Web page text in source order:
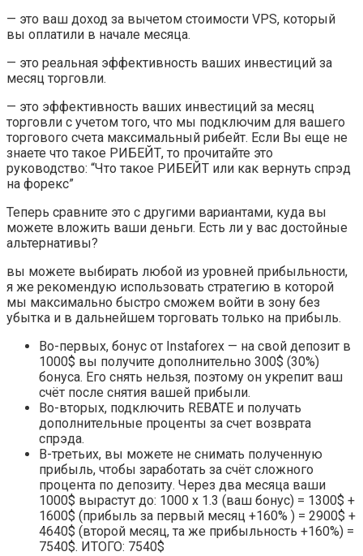
— это ваш доход за вычетом стоимости VPS, который
вы оплатили в начале месяца.
— это реальная эффективность ваших инвестиций за
месяц торговли.
— это эффективность ваших инвестиций за месяц
торговли c учетом того, что мы подключим для вашего
торгового счета максимальный рибейт. Если Вы еще не
знаете что такое РИБЕЙТ, то прочитайте это
руководство: “Что такое РИБЕЙТ или как вернуть спрэд
на форекс”
Теперь сравните это с другими вариантами, куда вы
можете вложить ваши деньги. Есть ли у вас достойные
альтернативы?
вы можете выбирать любой из уровней прибыльности,
я же рекомендую использовать стратегию в которой
мы максимально быстро сможем войти в зону без
убытка и в дальнейшем торговать только на прибыль.
Во-первых, бонус от Instaforex — на свой депозит в
1000$ вы получите дополнительно 300$ (30%)
бонуса. Его снять нельзя, поэтому он укрепит ваш
счёт после снятия вашей прибыли.
Во-вторых, подключить REBATE и получать
дополнительные проценты за счет возврата
спрэда.
В-третьих, вы можете не снимать полученную
прибыль, чтобы заработать за счёт сложного
процента по депозиту. Через два месяца ваши
1000$ вырастут до: 1000 x 1.3 (ваш бонус) = 1300$ +
1600$ (прибыль за первый месяц +160% ) = 2900$ +
4640$ (второй месяц, та же прибыльность +160%) =
7540$. ИТОГО: 7540$